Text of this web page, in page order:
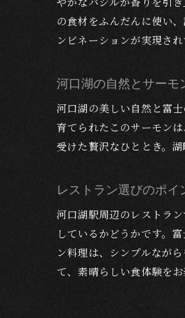
の食材をふんだんに使い
ンビネーションが実現さ
河口湖の自然とサーモ
河口湖の美しい自然と富
育てられたこのサーモン
受けた贅沢なひととき。
レストラン選びのポ
河口湖駅周辺のレストラ
しているかどうかです。
ン料理は、シンプルなが
て、素晴らしい食体験をお